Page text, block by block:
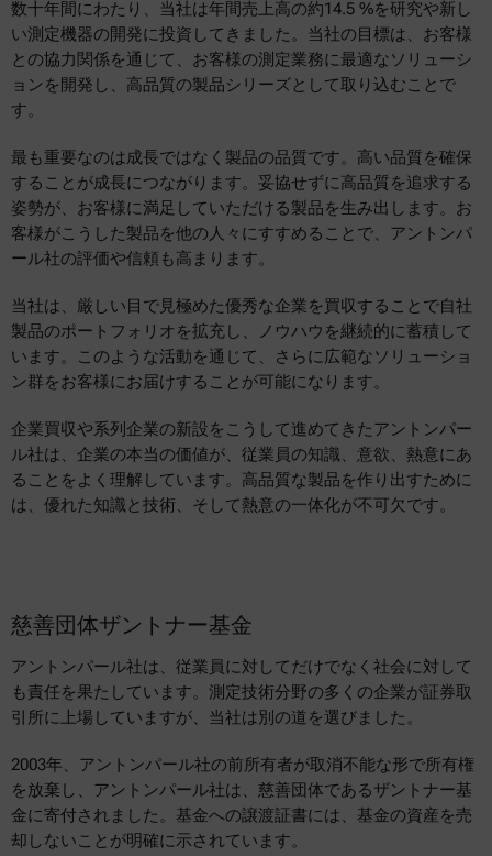
数十年間にわたり、当社は年間売上高の約14.5 %を研究や新し
い測定機器の開発に投資してきました。当社の目標は、お客様
との協力関係を通じて、お客様の測定業務に最適なソリューシ
ョンを開発し、高品質の製品シリーズとして取り込むことで
す。
最も重要なのは成長ではなく製品の品質です。高い品質を確保
することが成長につながります。妥協せずに高品質を追求する
姿勢が、お客様に満足していただける製品を生み出します。お
客様がこうした製品を他の人々にすすめることで、アントンパ
ール社の評価や信頼も高まります。
当社は、厳しい目で見極めた優秀な企業を買収することで自社
製品のポートフォリオを拡充し、ノウハウを継続的に蓄積して
います。このような活動を通じて、さらに広範なソリューショ
ン群をお客様にお届けすることが可能になります。
企業買収や系列企業の新設をこうして進めてきたアントンパー
ル社は、企業の本当の価値が、従業員の知識、意欲、熱意にあ
ることをよく理解しています。高品質な製品を作り出すために
は、優れた知識と技術、そして熱意の一体化が不可欠です。
慈善団体ザントナー基金
アントンパール社は、従業員に対してだけでなく社会に対して
も責任を果たしています。測定技術分野の多くの企業が証券取
引所に上場していますが、当社は別の道を選びました。
2003年、アントンパール社の前所有者が取消不能な形で所有権
を放棄し、アントンパール社は、慈善団体であるザントナー基
金に寄付されました。基金への譲渡証書には、基金の資産を売
却しないことが明確に示されています。